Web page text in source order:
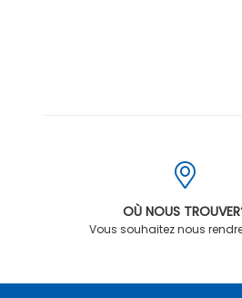
OÙ NOUS
Vous souhaitez nous